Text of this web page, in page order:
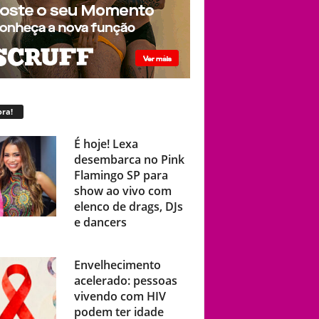
É hoje! Lexa
desembarca no Pink
Flamingo SP para
show ao vivo com
elenco de drags, DJs
e dancers
Envelhecimento
acelerado: pessoas
vivendo com HIV
podem ter idade